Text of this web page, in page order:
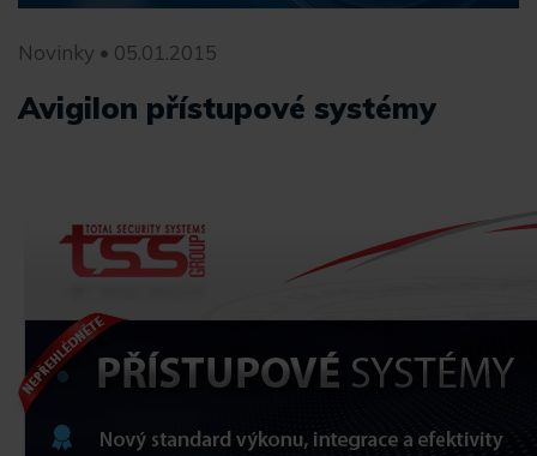
Novinky • 05.01.2015
Avigilon přístupové systémy